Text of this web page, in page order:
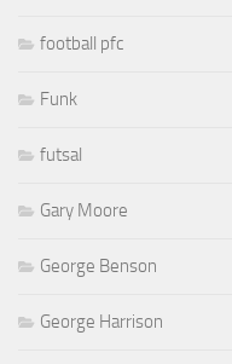
football pfc
Funk
futsal
Gary Moore
George Benson
George Harrison